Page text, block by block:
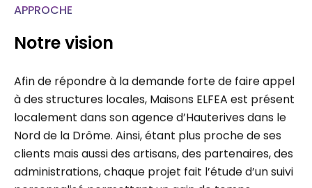
APPROCHE
Notre vision
à des structures locales, Maisons ELFEA est présent
localement dans son agence d’Hauterives dans le
Nord de la Drôme. Ainsi, étant plus proche de ses
clients mais aussi des artisans, des partenaires, des
administrations, chaque projet fait l’étude d’un suivi
personnalisé permettant un gain de temps…